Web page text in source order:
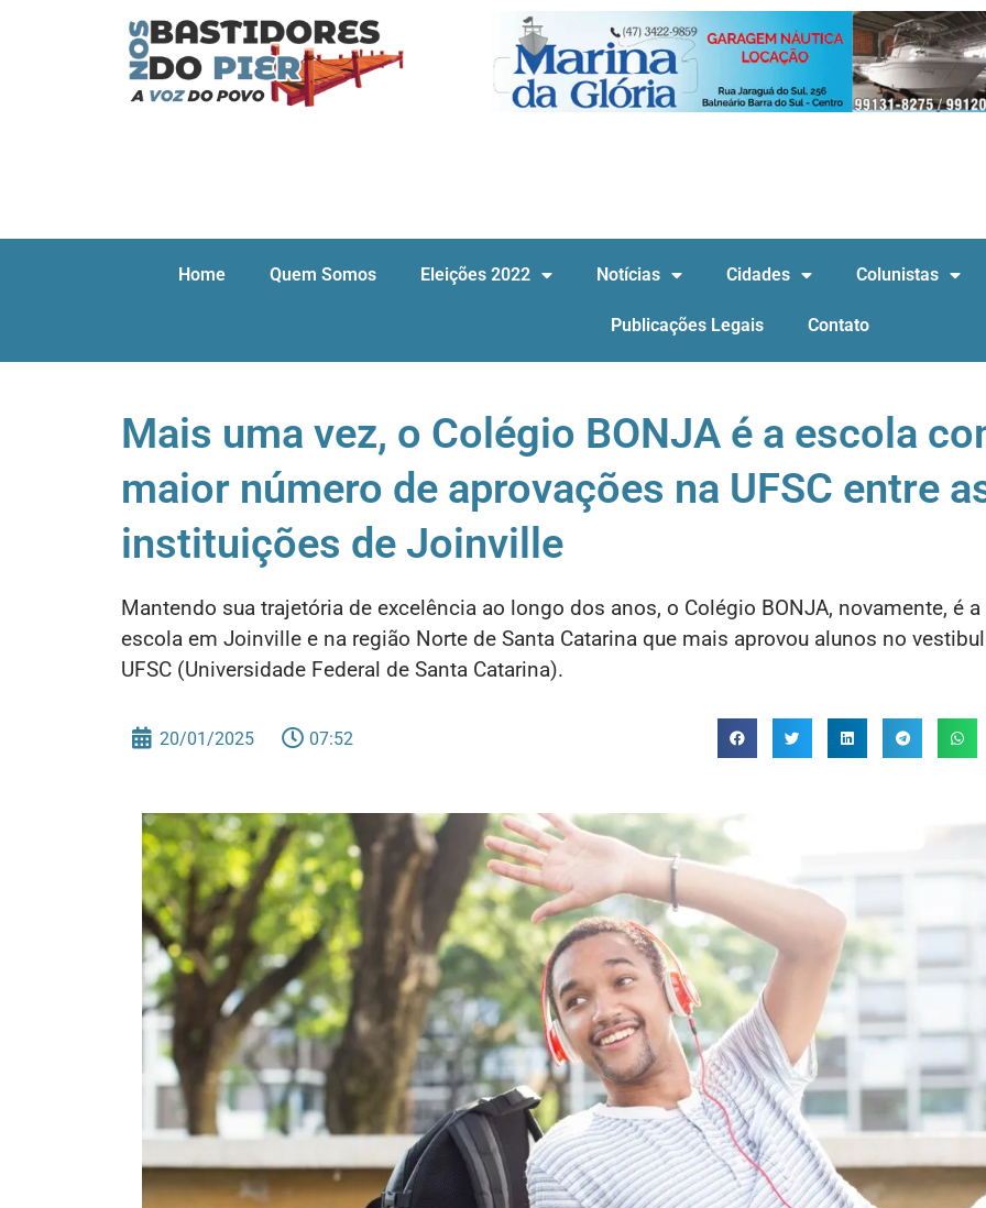
Home Quem Somos Eleições 2022 Notícias Cidades Colunistas
Publicações Legais Contato
Mais uma vez, o Colégio BONJA é a escola
maior número de aprovações na UFSC entre
instituições de Joinville
Mantendo sua trajetória de excelência ao longo dos anos, o Colégio BONJA, novamente, é a
escola em Joinville e na região Norte de Santa Catarina que mais aprovou alunos no
UFSC (Universidade Federal de Santa Catarina).
20/01/2025 07:52